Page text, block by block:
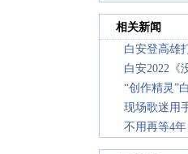
相关新闻
白安登高雄
白安2022《
“创作精灵”
现场歌迷用
不用再等4年